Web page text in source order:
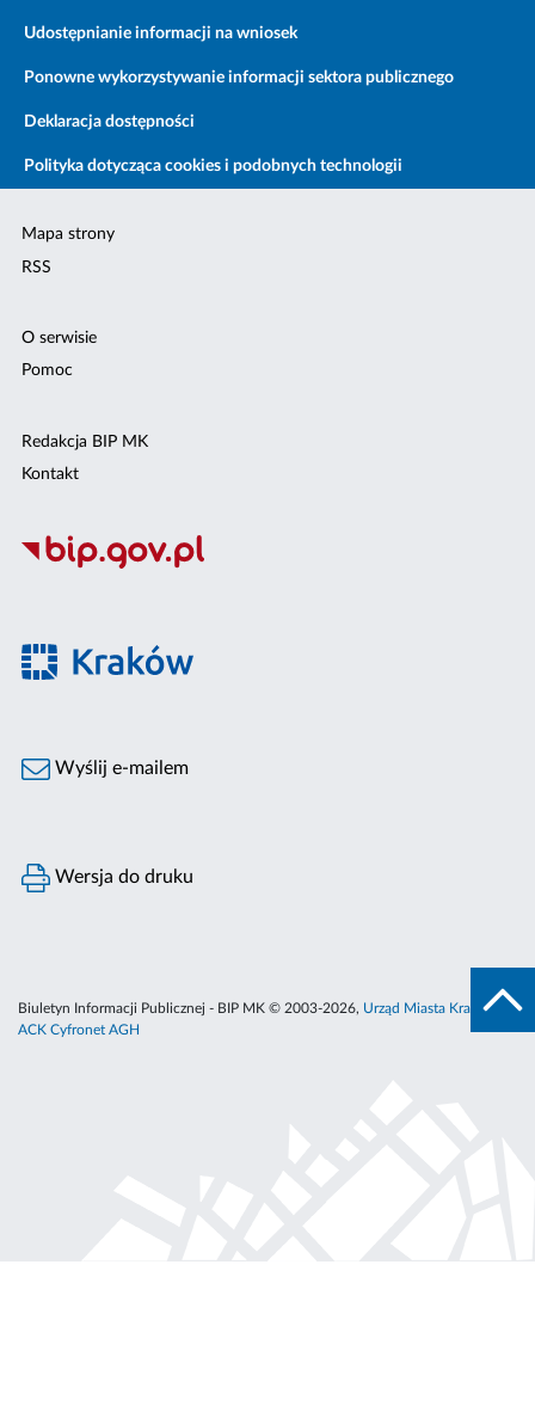
Udostępnianie informacji na wniosek
Ponowne wykorzystywanie informacji sektora publicznego
Deklaracja dostępności
Polityka dotycząca cookies i podobnych technologii
Mapa strony
RSS
O serwisie
Pomoc
Redakcja BIP MK
Kontakt
Wyślij e-mailem
Wersja do druku
Biuletyn Informacji Publicznej - BIP MK © 2003-2026, Urząd Miasta Krakowa
ACK Cyfronet AGH